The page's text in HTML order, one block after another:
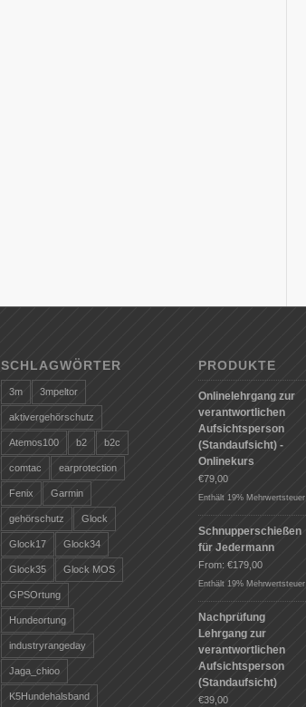
SCHLAGWÖRTER
3m 3mpeltor
aktivergehörschutz
Atemos100 b2 b2c
comtac earprotection
Fenix Garmin
gehörschutz Glock
Glock17 Glock34
Glock35 Glock MOS
GPSOrtung
Hundeortung
industryrangeday
Jaga_chioo
K5Hundehalsband
PRODUKTE
Onlinelehrgang zur
verantwortlichen
Aufsichtsperson
(Standaufsicht) -
Onlinekurs
€79,00
Enthält 19% Mehrwertsteuer
Schnupperschießen
für Jedermann
From:€179,00
Enthält 19% Mehrwertsteuer
Nachprüfung
Lehrgang zur
verantwortlichen
Aufsichtsperson
(Standaufsicht)
€39,00